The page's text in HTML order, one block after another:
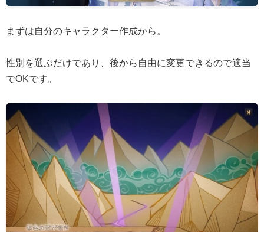
まずは自分のキャラクター作成から。
性別を選ぶだけであり、後から自由に変更できるので適当
でOKです。